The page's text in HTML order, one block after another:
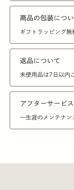
商品の包装につ
ギフトラッピング無
返品について
未使用品は7日以内
アフターサービ
一生涯のメンテナン